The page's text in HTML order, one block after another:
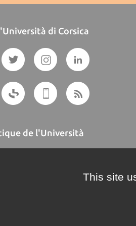
di Corsica
de l'Università
This site